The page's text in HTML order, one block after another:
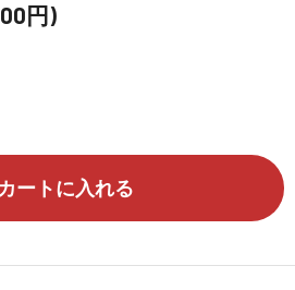
円)
カートに入れる